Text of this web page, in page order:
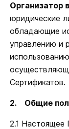
Организатор
юридические
обладающие
управлению и
Сертификатов.
2. Общие
2.1 Настоящее